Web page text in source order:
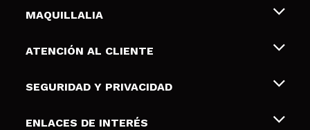
MAQUILLALIA
Sobre nosotros
Tarjetas de Regalo
ATENCIÓN AL CLIENTE
Envíos y devoluciones
Formas de pago
SEGURIDAD Y PRIVACIDAD
Terminos y condiciones de uso
ENLACES DE INTERÉS